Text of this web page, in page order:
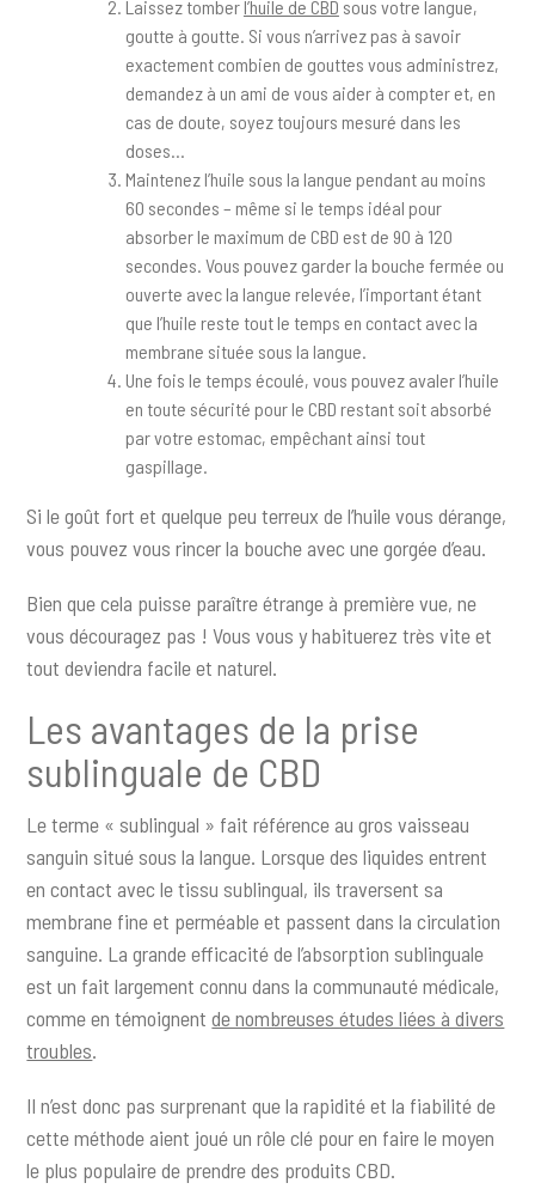
Laissez tomber l’huile de CBD sous votre langue,
goutte à goutte. Si vous n’arrivez pas à savoir
exactement combien de gouttes vous administrez,
demandez à un ami de vous aider à compter et, en
cas de doute, soyez toujours mesuré dans les
doses…
Maintenez l’huile sous la langue pendant au moins
60 secondes – même si le temps idéal pour
absorber le maximum de CBD est de 90 à 120
secondes. Vous pouvez garder la bouche fermée ou
ouverte avec la langue relevée, l’important étant
que l’huile reste tout le temps en contact avec la
membrane située sous la langue.
Une fois le temps écoulé, vous pouvez avaler l’huile
en toute sécurité pour le CBD restant soit absorbé
par votre estomac, empêchant ainsi tout
gaspillage.
Si le goût fort et quelque peu terreux de l’huile vous dérange,
vous pouvez vous rincer la bouche avec une gorgée d’eau.
Bien que cela puisse paraître étrange à première vue, ne
vous découragez pas ! Vous vous y habituerez très vite et
tout deviendra facile et naturel.
Les avantages de la prise
sublinguale de CBD
Le terme « sublingual » fait référence au gros vaisseau
sanguin situé sous la langue. Lorsque des liquides entrent
en contact avec le tissu sublingual, ils traversent sa
membrane fine et perméable et passent dans la circulation
sanguine. La grande efficacité de l’absorption sublinguale
est un fait largement connu dans la communauté médicale,
comme en témoignentde nombreuses études liées à divers
troubles.
Il n’est donc pas surprenant que la rapidité et la fiabilité de
cette méthode aient joué un rôle clé pour en faire le moyen
le plus populaire de prendre des produits CBD.